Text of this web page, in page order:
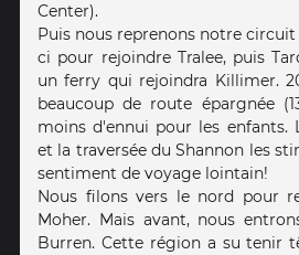
Center).
Puis nous reprenons notre
ci pour rejoindre Tralee, puis
un ferry qui rejoindra Killimer.
beaucoup de route épargnée
moins d'ennui pour les enfants.
et la traversée du Shannon les
sentiment de voyage lointain!
Nous filons vers le nord pour
Moher. Mais avant, nous
Burren. Cette région a su tenir